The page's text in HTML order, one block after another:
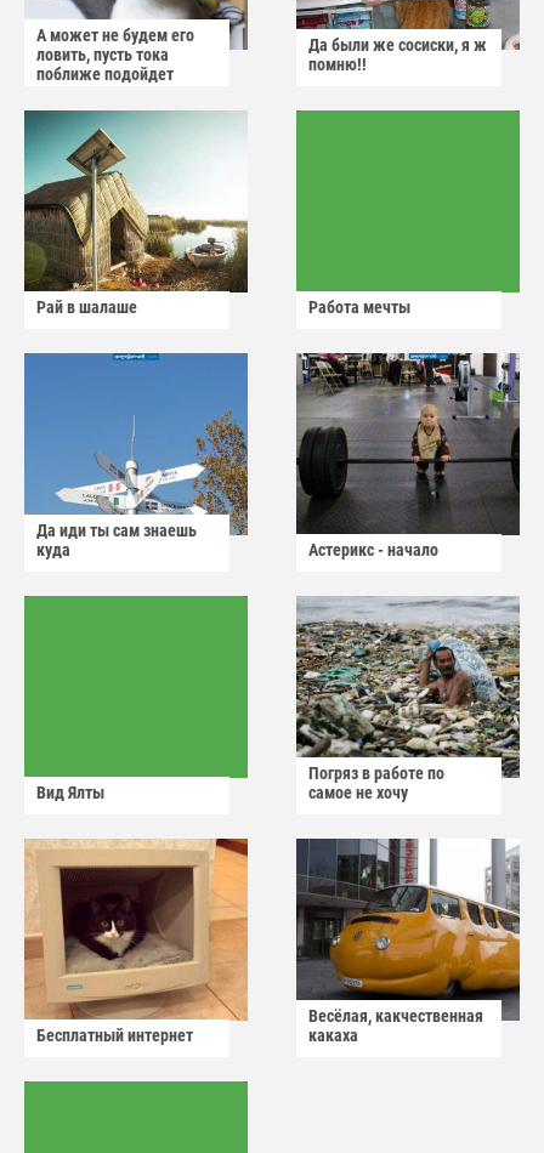
А может не будем его
ловить, пусть тока
поближе подойдет
Да были же сосиски, я ж
помню!!
Рай в шалаше Работа мечты
Да иди ты сам знаешь
куда
Астерикс - начало
Вид Ялты
Погряз в работе по
самое не хочу
Бесплатный интернет
Весёлая, какчественная
какаха